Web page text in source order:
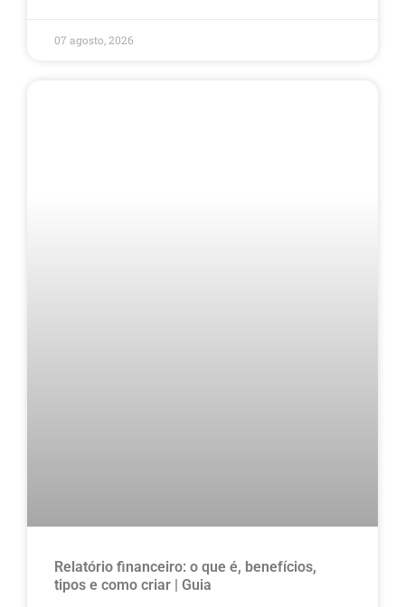
07 agosto, 2026
Relatório financeiro: o que é, benefícios,
tipos e como criar | Guia